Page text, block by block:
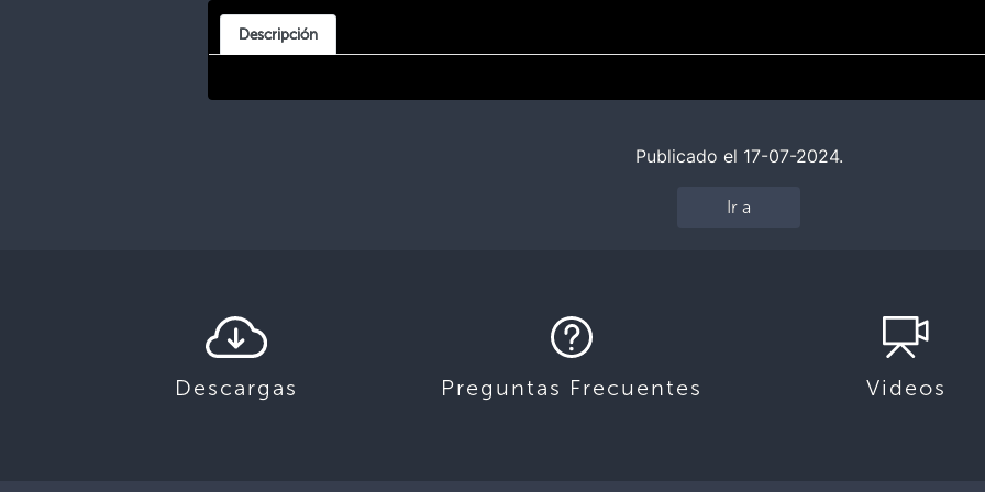
Descripción
Publicado el 17-07-2024.
Ir a
Descargas Preguntas Frecuentes Videos